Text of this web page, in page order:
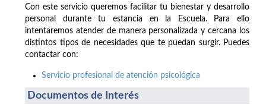
Con este servicio queremos facilitar tu bienestar y desarrollo
personal durante tu estancia en la Escuela. Para ello
intentaremos atender de manera personalizada y cercana los
distintos tipos de necesidades que te puedan surgir. Puedes
contactar con:
Servicio profesional de atención psicológica
Documentos de Interés